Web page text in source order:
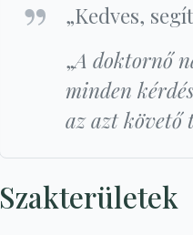
„Kedves,
„A doktornő
minden
az azt követő
Szakterületek